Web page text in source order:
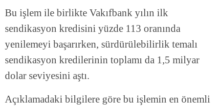
Bu işlem ile birlikte Vakıfbank yılın ilk
sendikasyon kredisini yüzde 113 oranında
yenilemeyi başarırken, sürdürülebilirlik temalı
sendikasyon kredilerinin toplamı da 1,5 milyar
dolar seviyesini aştı.
Açıklamadaki bilgilere göre bu işlemin en önemli